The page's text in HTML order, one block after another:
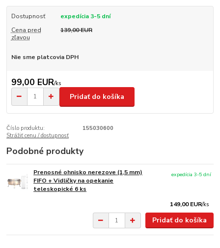
Dostupnosť
expedícia 3-5 dní
Cena pred
zľavou
139,00 EUR
Nie sme platcovia DPH
99,00 EUR/ks
Pridať do košíka
Číslo produktu:
155030600
Strážiť cenu / dostupnosť
Podobné produkty
Prenosné ohnisko nerezove (1,5 mm)
FIFO + Vidličky na opekanie
teleskopické 6 ks
149,00 EUR/ks
expedícia 3-5 dní
Pridať do košíka